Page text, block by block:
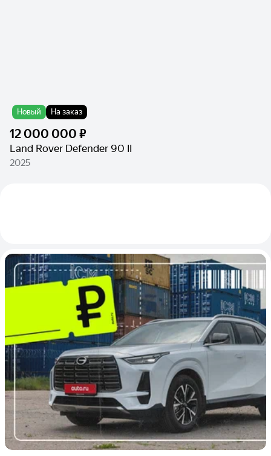
Новый На заказ
12 000 000 ₽
Land Rover Defender 90 II
2025